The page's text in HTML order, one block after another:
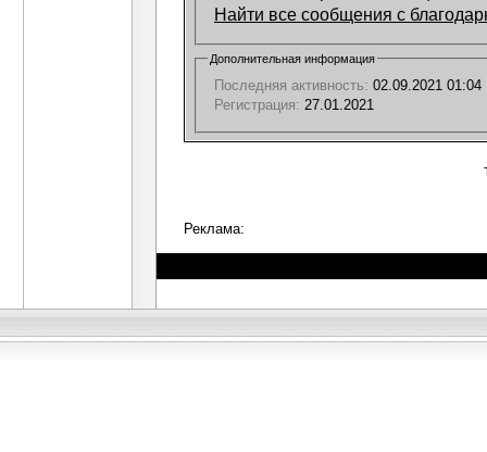
Найти все сообщения с
Дополнительная информация
Последняя активность: 02.09.2021 01:04
Регистрация: 27.01.2021
Реклама: